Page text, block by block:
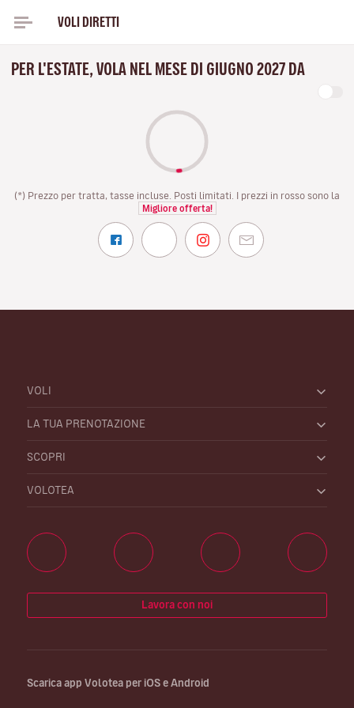
VOLI DIRETTI
PER L'ESTATE, VOLA NEL MESE DI GIUGNO 2027 DA
(*) Prezzo per tratta, tasse incluse. Posti limitati. I prezzi in rosso sono la
Migliore offerta!
VOLI
LA TUA PRENOTAZIONE
SCOPRI
VOLOTEA
Lavora con noi
Scarica app Volotea per iOS e Android